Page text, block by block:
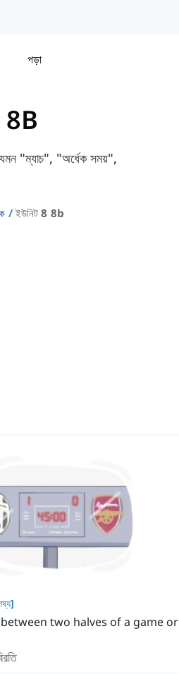
পড়া
8B
যেমন "ম্যাচ", "অর্ধেক সময়",
ইউনিট 8 8b
]
two halves of a game or